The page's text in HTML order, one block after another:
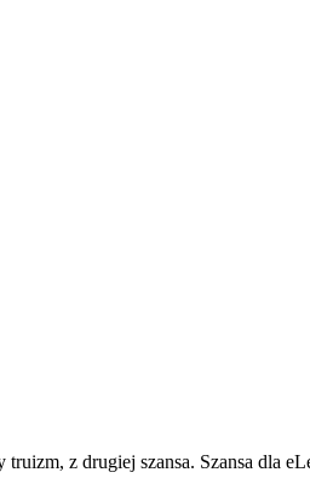
z drugiej szansa. Szansa dla